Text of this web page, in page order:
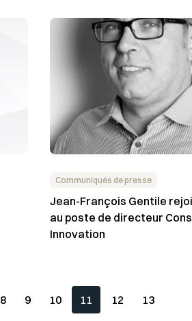
Communiqués de presse
Jean-François Gentile
au poste de directeur
Innovation
8 9 10 11 12 13